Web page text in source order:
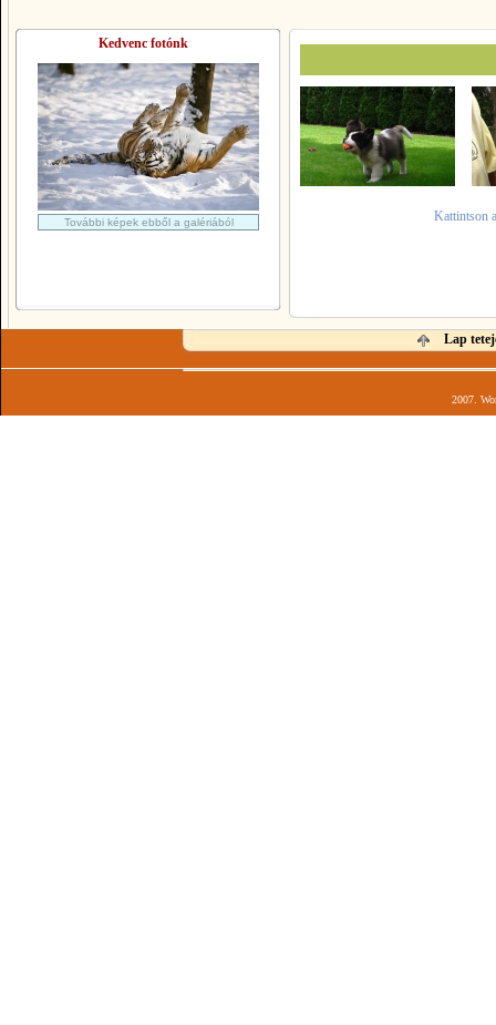
Kedvenc fotónk
További képek ebből a galériából Kattintson
Lap
2007.